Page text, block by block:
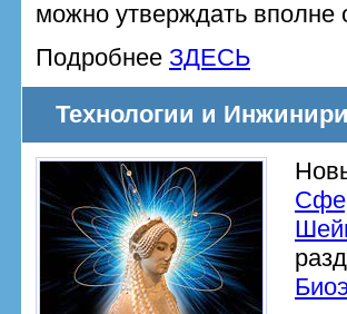
можно утверждать вполне
Подробнее ЗДЕСЬ
Технологии и